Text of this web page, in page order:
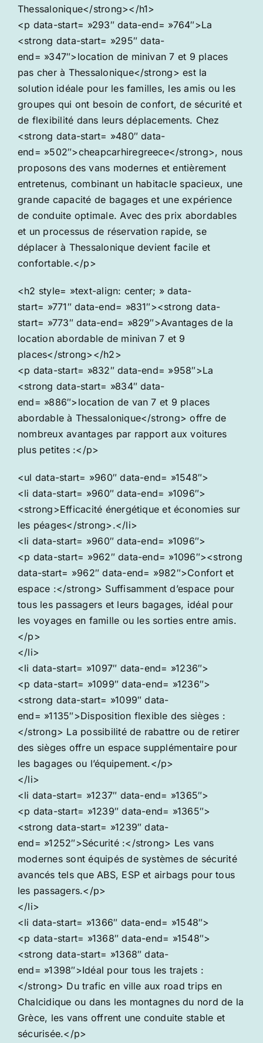
Thessalonique</strong></h1>
<p data-start= »293″ data-end= »764″>La
<strong data-start= »295″ data-
end= »347″>location de minivan 7 et 9 places
pas cher à Thessalonique</strong> est la
solution idéale pour les familles, les amis ou les
groupes qui ont besoin de confort, de sécurité et
de flexibilité dans leurs déplacements. Chez
<strong data-start= »480″ data-
end= »502″>cheapcarhiregreece</strong>, nous
proposons des vans modernes et entièrement
entretenus, combinant un habitacle spacieux, une
grande capacité de bagages et une expérience
de conduite optimale. Avec des prix abordables
et un processus de réservation rapide, se
déplacer à Thessalonique devient facile et
confortable.</p>
<h2 style= »text-align: center; » data-
start= »771″ data-end= »831″><strong data-
start= »773″ data-end= »829″>Avantages de la
location abordable de minivan 7 et 9
places</strong></h2>
<p data-start= »832″ data-end= »958″>La
<strong data-start= »834″ data-
end= »886″>location de van 7 et 9 places
abordable à Thessalonique</strong> offre de
nombreux avantages par rapport aux voitures
plus petites :</p>
<ul data-start= »960″ data-end= »1548″>
<li data-start= »960″ data-end= »1096″>
<strong>Efficacité énergétique et économies sur
les péages</strong>.</li>
<li data-start= »960″ data-end= »1096″>
<p data-start= »962″ data-end= »1096″><strong
data-start= »962″ data-end= »982″>Confort et
espace :</strong> Suffisamment d’espace pour
tous les passagers et leurs bagages, idéal pour
les voyages en famille ou les sorties entre amis.
</p>
</li>
<li data-start= »1097″ data-end= »1236″>
<p data-start= »1099″ data-end= »1236″>
<strong data-start= »1099″ data-
end= »1135″>Disposition flexible des sièges :
</strong> La possibilité de rabattre ou de retirer
des sièges offre un espace supplémentaire pour
les bagages ou l’équipement.</p>
</li>
<li data-start= »1237″ data-end= »1365″>
<p data-start= »1239″ data-end= »1365″>
<strong data-start= »1239″ data-
end= »1252″>Sécurité :</strong> Les vans
modernes sont équipés de systèmes de sécurité
avancés tels que ABS, ESP et airbags pour tous
les passagers.</p>
</li>
<li data-start= »1366″ data-end= »1548″>
<p data-start= »1368″ data-end= »1548″>
<strong data-start= »1368″ data-
end= »1398″>Idéal pour tous les trajets :
</strong> Du trafic en ville aux road trips en
Chalcidique ou dans les montagnes du nord de la
Grèce, les vans offrent une conduite stable et
sécurisée.</p>